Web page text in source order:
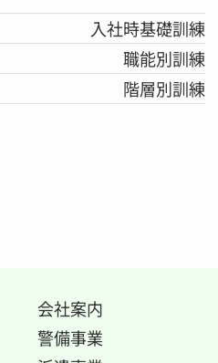
入社時基礎訓練
職能別訓練
階層別訓練
会社案内
警備事業